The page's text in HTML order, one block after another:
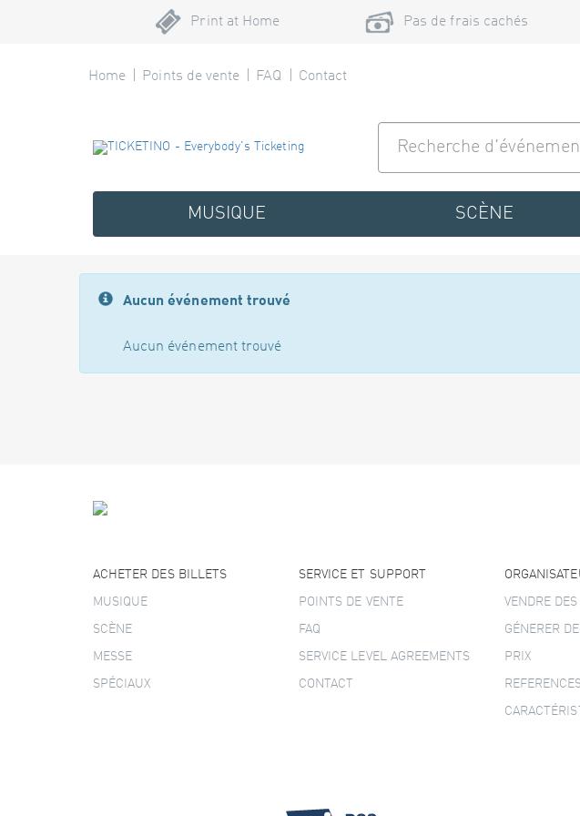
Print at Home Pas de frais cachés
Home Points de vente FAQ Contact
MUSIQUE SCÈNE
Aucun événement trouvé
Aucun événement trouvé
ACHETER DES BILLETS
MUSIQUE
SCÈNE
MESSE
SPÉCIAUX
SERVICE ET SUPPORT
POINTS DE VENTE
FAQ
SERVICE LEVEL AGREEMENTS
CONTACT
VENDRE
GÉNERER
PRIX